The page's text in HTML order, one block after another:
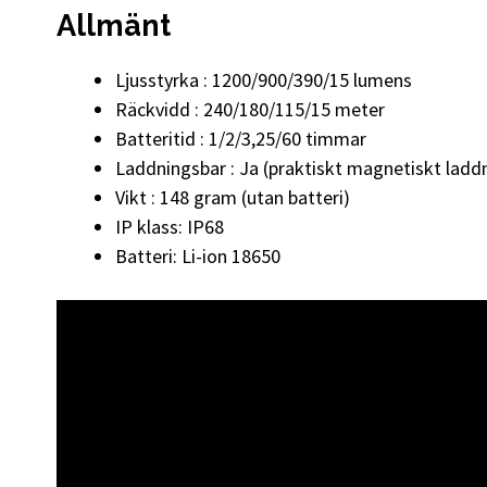
Allmänt
Ljusstyrka : 1200/900/390/15 lumens
Räckvidd : 240/180/115/15 meter
Batteritid : 1/2/3,25/60 timmar
Laddningsbar : Ja (praktiskt magnetiskt
Vikt : 148 gram (utan batteri)
IP klass: IP68
Batteri: Li-ion 18650